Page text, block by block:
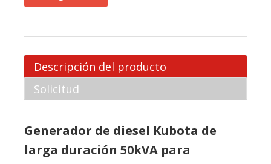
Solicitud
Generador de diesel Kubota de
larga duración 50kVA para
telecomunicaciones
doble para el costo de transporte seguro
2. Tabla de recubrimiento de polvo de alta
calidad y de larga duración.